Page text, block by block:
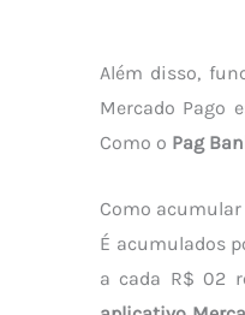
Além disso,
Mercado Pago
Como o Pag
Como
É acumulados
a cada R$ 02